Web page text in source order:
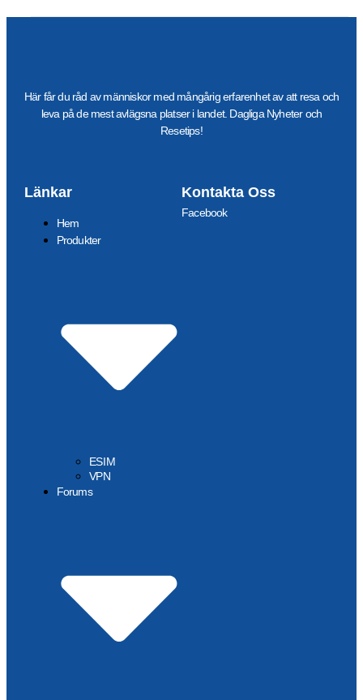
Här får du råd av människor med mångårig erfarenhet av att resa och
leva på de mest avlägsna platser i landet. Dagliga Nyheter och
Resetips!
Länkar
Hem
Produkter
ESIM
VPN
Forums
Kontakta Oss
Facebook